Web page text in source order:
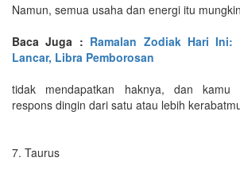
Namun, semua usaha dan energi itu mungkin
Baca Juga : Ramalan Zodiak Hari Ini:
Lancar, Libra Pemborosan
tidak mendapatkan haknya, dan kamu
respons dingin dari satu atau lebih
7. Taurus